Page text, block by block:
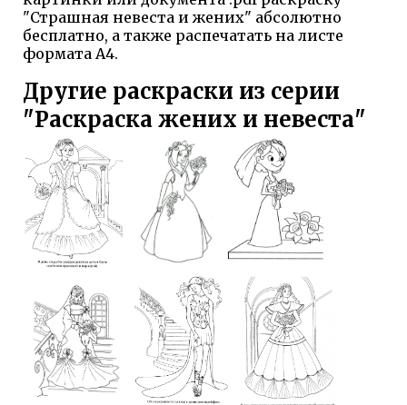
"Страшная невеста и жених" абсолютно
бесплатно, а также распечатать на листе
формата А4.
Другие раскраски из серии
"Раскраска жених и невеста"